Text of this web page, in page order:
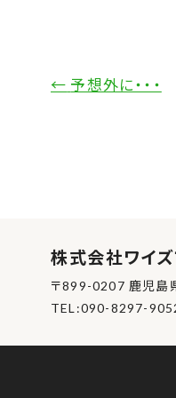
← 予想外に・・・
株式会社ワイズ
〒899-0207 鹿児島
TEL:090-8297-